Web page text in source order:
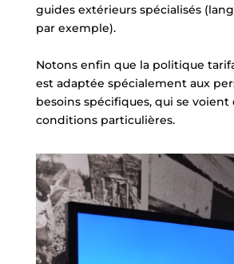
guides extérieurs spécialisés
par exemple).
Notons enfin que la politique
est adaptée spécialement aux
besoins spécifiques, qui se voient
conditions particulières.